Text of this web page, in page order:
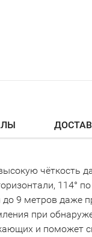
чёткость
114°
9 метров даже
при
и поможет